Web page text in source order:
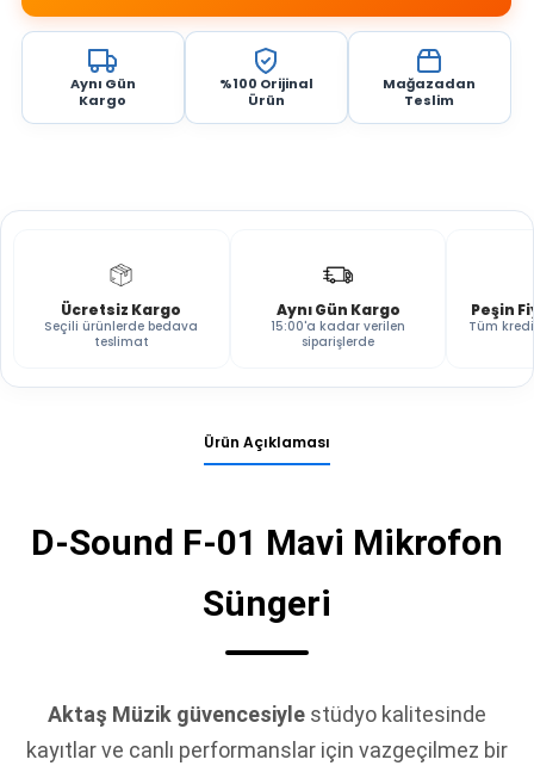
Aynı Gün
Kargo
%100 Orijinal
Ürün
Mağazadan
Teslim
Ücretsiz Kargo
Seçili ürünlerde bedava
teslimat
Aynı Gün Kargo
15:00'a kadar verilen
siparişlerde
Peşin
Tüm
Ürün Açıklaması
D-Sound F-01 Mavi Mikrofon
Süngeri
Aktaş Müzik güvencesiyle stüdyo kalitesinde
kayıtlar ve canlı performanslar için vazgeçilmez bir